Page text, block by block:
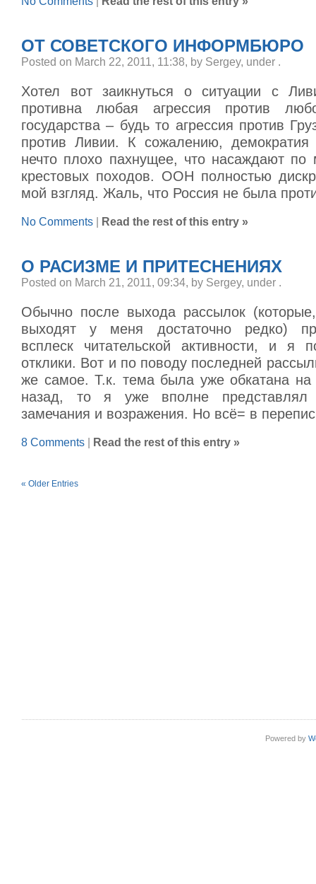
ОТ СОВЕТСКОГО ИНФОРМБЮРО
Posted on March 22, 2011, 11:38, by Sergey, under .
Хотел вот заикнуться о ситуации с
противна любая агрессия против
государства – будь то агрессия против
против Ливии. К сожалению, демократия
нечто плохо пахнущее, что насаждают
крестовых походов. ООН полностью
мой взгляд. Жаль, что Россия не была
No Comments Read the rest of this entry »
О РАСИЗМЕ И ПРИТЕСНЕНИЯХ
Posted on March 21, 2011, 09:34, by Sergey, under .
Обычно после выхода рассылок
выходят у меня достаточно редко)
всплеск читательской активности, и я
отклики. Вот и по поводу последней
же самое. Т.к. тема была уже обкатана
назад, то я уже вполне представлял
замечания и возражения. Но всё= в
8 Comments Read the rest of this entry »
« Older Entries
Powered by